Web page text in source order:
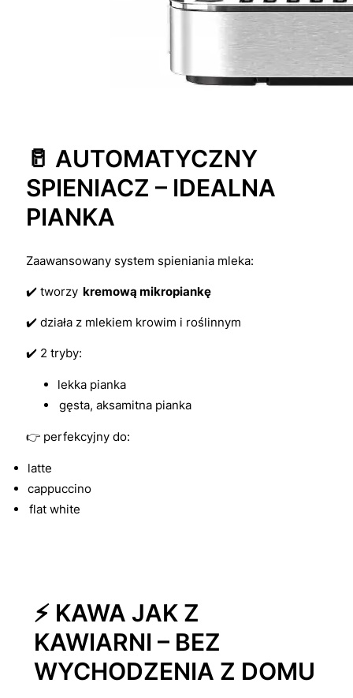
🥛 AUTOMATYCZNY
SPIENIACZ – IDEALNA
PIANKA
Zaawansowany system spieniania mleka:
✔️ tworzy kremową mikropiankę
✔️ działa z mlekiem krowim i roślinnym
✔️ 2 tryby:
lekka pianka
gęsta, aksamitna pianka
👉 perfekcyjny do:
latte
cappuccino
flat white
⚡ KAWA JAK Z
KAWIARNI – BEZ
WYCHODZENIA Z DOMU